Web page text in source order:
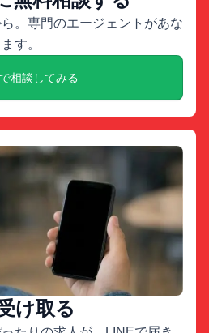
。専門のエージェントがあな
す。
相談してみる
け取る